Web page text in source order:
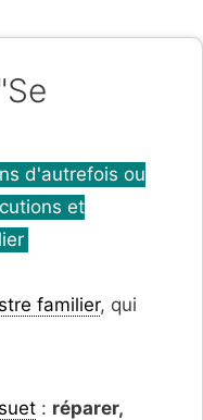
d'autrefois ou
et
familier, qui
: réparer,